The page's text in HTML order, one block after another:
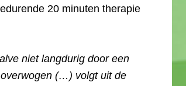
20 minuten therapie
niet langdurig door een
(…) volgt uit de